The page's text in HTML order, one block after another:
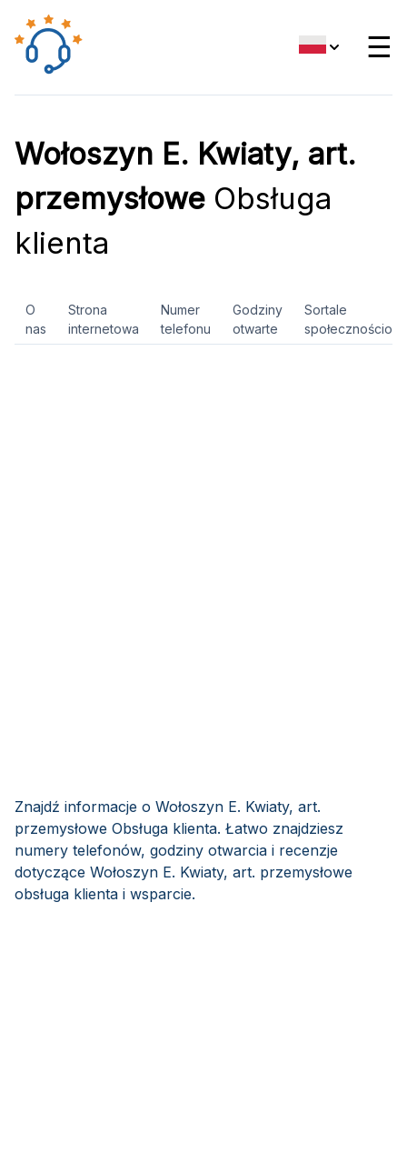
☰
Wołoszyn E. Kwiaty, art.
przemysłowe Obsługa
klienta
O
nas
Strona
internetowa
Numer
telefonu
Godziny
otwarte
Sortale
Znajdź informacje o Wołoszyn E. Kwiaty, art.
przemysłowe Obsługa klienta. Łatwo znajdziesz
numery telefonów, godziny otwarcia i recenzje
dotyczące Wołoszyn E. Kwiaty, art. przemysłowe
obsługa klienta i wsparcie.